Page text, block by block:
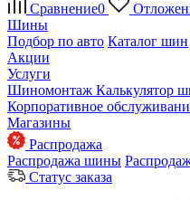
Сравнение0
Шины
Подбор по авто Каталог шин
Акции
Услуги
Шиномонтаж Калькулятор
Корпоративное
Магазины
Распродажа
Распродажа шины
Статус заказа